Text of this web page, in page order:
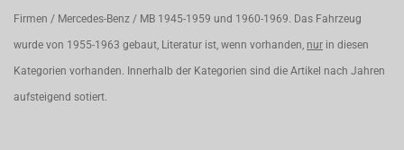
Firmen / Mercedes-Benz / MB 1945-1959 und 1960-1969. Das Fahrzeug
wurde von 1955-1963 gebaut, Literatur ist, wenn vorhanden, nur in diesen
Kategorien vorhanden. Innerhalb der Kategorien sind die Artikel nach Jahren
aufsteigend sotiert.